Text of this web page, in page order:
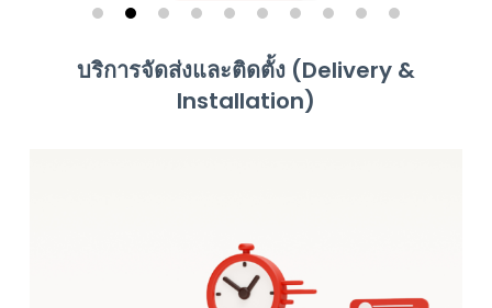
บริการจัดส่งและติดตั้ง (Delivery &
Installation)